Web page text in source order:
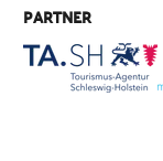
PARTNER